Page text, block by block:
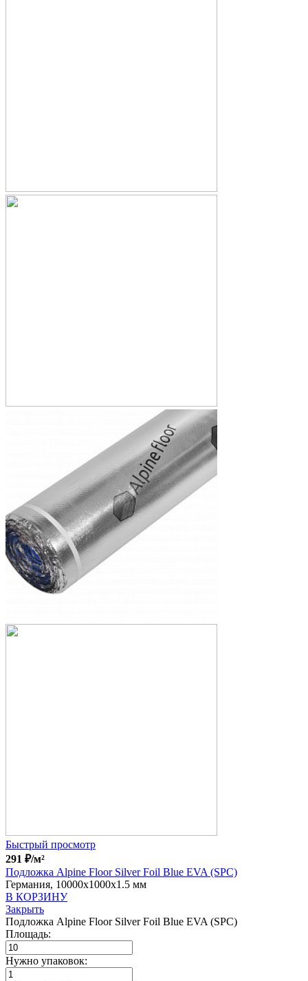
Быстрый просмотр
291 ₽/м²
Подложка Alpine Floor Silver Foil Blue EVA (SPC)
Германия, 10000x1000x1.5 мм
В КОРЗИНУ
Закрыть
Подложка Alpine Floor Silver Foil Blue EVA (SPC)
Площадь:
Нужно упаковок: